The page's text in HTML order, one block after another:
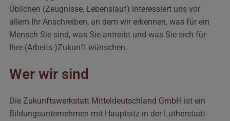
Üblichen (Zeugnisse, Lebenslauf) interessiert uns vor
allem Ihr Anschreiben, an dem wir erkennen, was für ein
Mensch Sie sind, was Sie antreibt und was Sie sich für
Ihre (Arbeits-)Zukunft wünschen.
Wer wir sind
Die Zukunftswerkstatt Mitteldeutschland GmbH ist ein
Bildungsunternehmen mit Hauptsitz in der Lutherstadt